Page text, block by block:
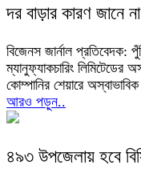
দর বাড়ার কারণ জানে
বিজেনস জার্নাল প্রতিবেদক:
ম্যানুফ্যাকচারিং লিমিটেডের
কোম্পানির শেয়ারে
আরও পড়ুন..
৪৯৩ উপজেলায় হবে